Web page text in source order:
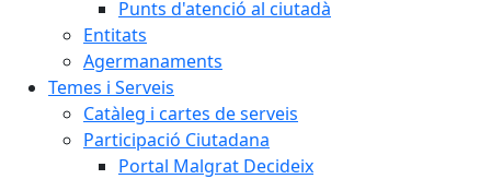
Punts d'atenció al ciutadà
Entitats
Agermanaments
Temes i Serveis
Catàleg i cartes de serveis
Participació Ciutadana
Portal Malgrat Decideix